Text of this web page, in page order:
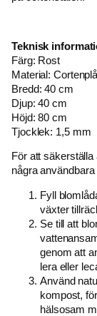
Teknisk
Färg: Rost
Material:
Bredd: 40 cm
Djup: 40 cm
Höjd: 80 cm
Tjocklek: 1,5 mm
För att
några
Fyll
växter
Se till att
genom att
lera eller
Använd
kompost,
hälsosam